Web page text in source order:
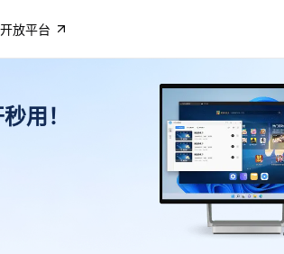
开放平台
用！